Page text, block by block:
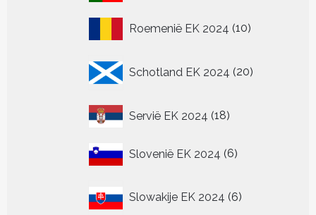
Roemenië EK 2024 1010
Schotland EK 2024 20
producten
Servië EK 2024 1818
Slovenië EK 2024 66
Slowakije EK 2024 6
producten